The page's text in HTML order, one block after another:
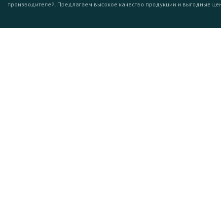
производителей. Предлагаем высокое качество продукции и выгодные